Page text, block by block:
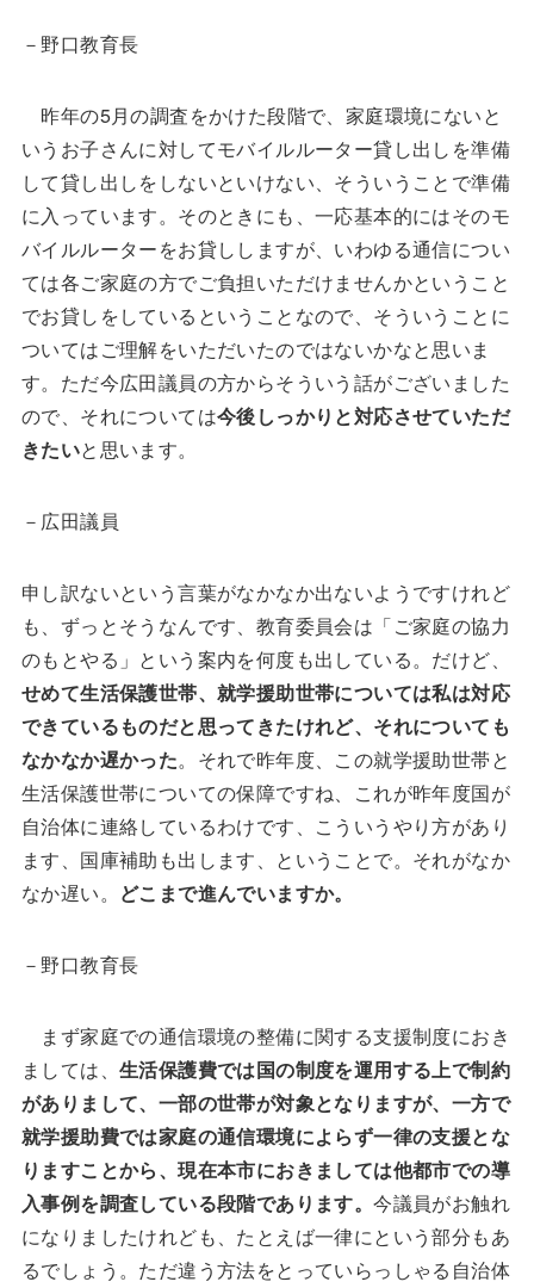
－野口教育長
昨年の5月の調査をかけた段階で、家庭環境にないと
いうお子さんに対してモバイルルーター貸し出しを準備
して貸し出しをしないといけない、そういうことで準備
に入っています。そのときにも、一応基本的にはそのモ
バイルルーターをお貸ししますが、いわゆる通信につい
ては各ご家庭の方でご負担いただけませんかということ
でお貸しをしているということなので、そういうことに
ついてはご理解をいただいたのではないかなと思いま
す。ただ今広田議員の方からそういう話がございました
ので、それについては今後しっかりと対応させていただ
きたいと思います。
－広田議員
申し訳ないという言葉がなかなか出ないようですけれど
も、ずっとそうなんです、教育委員会は「ご家庭の協力
のもとやる」という案内を何度も出している。だけど、
せめて生活保護世帯、就学援助世帯については私は対応
できているものだと思ってきたけれど、それについても
なかなか遅かった。それで昨年度、この就学援助世帯と
生活保護世帯についての保障ですね、これが昨年度国が
自治体に連絡しているわけです、こういうやり方があり
ます、国庫補助も出します、ということで。それがなか
なか遅い。 どこまで進んでいますか。
－野口教育長
まず家庭での通信環境の整備に関する支援制度におき
ましては、 生活保護費では国の制度を運用する上で制約
がありまして、一部の世帯が対象となりますが、一方で
就学援助費では家庭の通信環境によらず一律の支援とな
りますことから、現在本市におきましては他都市での導
入事例を調査している段階であります。今議員がお触れ
になりましたけれども、たとえば一律にという部分もあ
るでしょう。ただ違う方法をとっていらっしゃる自治体